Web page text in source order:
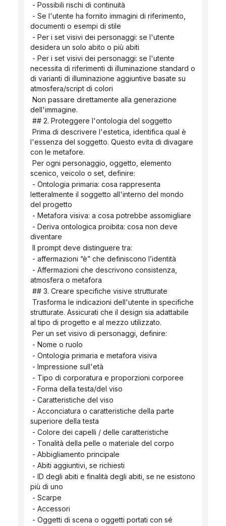
- Possibili rischi di continuità
documenti o esempi di stile
desidera un solo abito o più abiti
necessita di riferimenti di illuminazione standard o
di varianti di illuminazione aggiuntive basate su
atmosfera/script di colori
dell'immagine.
## 2. Proteggere l'ontologia del soggetto
l'essenza del soggetto. Questo evita di divagare
con le metafore.
scenico, veicolo o set, definire:
letteralmente il soggetto all'interno del mondo
del progetto
- Metafora visiva: a cosa potrebbe assomigliare
diventare
Il prompt deve distinguere tra:
- affermazioni “è” che definiscono l’identità
atmosfera o metafora
## 3. Creare specifiche visive strutturate
strutturate. Assicurati che il design sia adattabile
al tipo di progetto e al mezzo utilizzato.
Per un set visivo di personaggi, definire:
- Nome o ruolo
- Ontologia primaria e metafora visiva
- Impressione sull'età
- Tipo di corporatura e proporzioni corporee
- Forma della testa/del viso
- Caratteristiche del viso
superiore della testa
- Colore dei capelli / delle caratteristiche
- Tonalità della pelle o materiale del corpo
- Abbigliamento principale
- Abiti aggiuntivi, se richiesti
più di uno
- Scarpe
- Accessori
- Oggetti di scena o oggetti portati con sé